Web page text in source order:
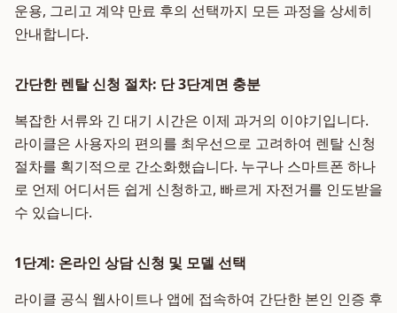
운용, 그리고 계약 만료 후의 선택까지 모든 과정을 상세히
안내합니다.
간단한 렌탈 신청 절차: 단 3단계면 충분
복잡한 서류와 긴 대기 시간은 이제 과거의 이야기입니다.
라이클은 사용자의 편의를 최우선으로 고려하여 렌탈 신청
절차를 획기적으로 간소화했습니다. 누구나 스마트폰 하나
로 언제 어디서든 쉽게 신청하고, 빠르게 자전거를 인도받을
수 있습니다.
1단계: 온라인 상담 신청 및 모델 선택
라이클 공식 웹사이트나 앱에 접속하여 간단한 본인 인증 후